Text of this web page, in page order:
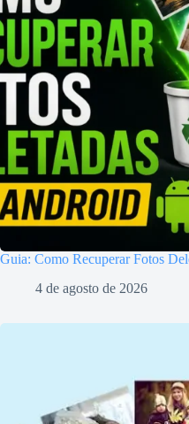
Guia: Como Recuperar Fotos
4 de agosto de 2026